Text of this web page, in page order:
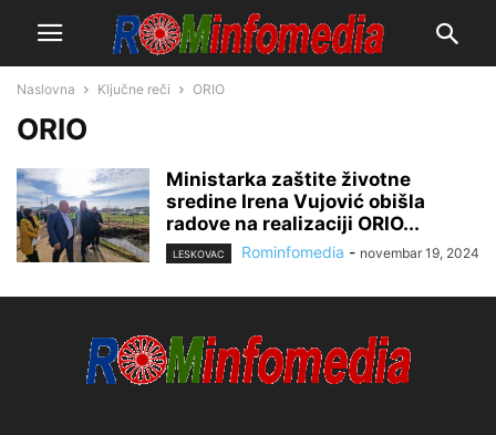
Naslovna Ključne reči ORIO
ORIO
Ministarka zaštite životne
sredine Irena Vujović obišla
radove na realizaciji ORIO...
LESKOVAC Rominfomedia - novembar 19, 2024